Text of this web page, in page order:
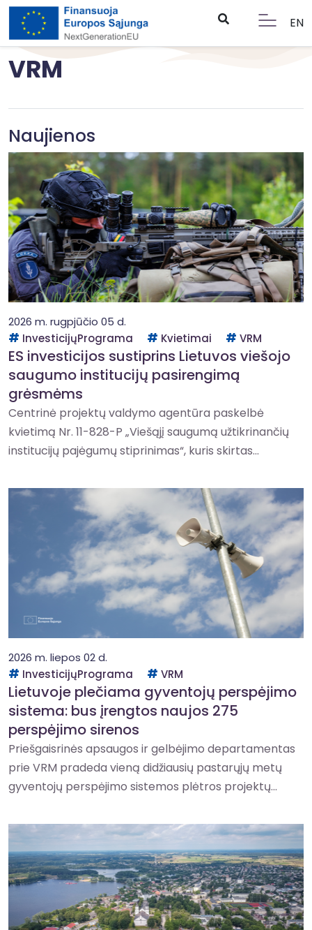
EN
VRM
Naujienos
2026 m. rugpjūčio 05 d.
InvesticijųPrograma
Kvietimai VRM
ES investicijos sustiprins Lietuvos viešojo
saugumo institucijų pasirengimą
grėsmėms
Centrinė projektų valdymo agentūra paskelbė
kvietimą Nr. 11-828-P „Viešąjį saugumą užtikrinančių
institucijų pajėgumų stiprinimas“, kuris skirtas...
2026 m. liepos 02 d.
InvesticijųPrograma
VRM
Lietuvoje plečiama gyventojų perspėjimo
sistema: bus įrengtos naujos 275
perspėjimo sirenos
Priešgaisrinės apsaugos ir gelbėjimo departamentas
prie VRM pradeda vieną didžiausių pastarųjų metų
gyventojų perspėjimo sistemos plėtros projektų...